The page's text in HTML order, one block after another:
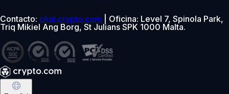
Contacto: chat.crypto.com | Oficina: Level 7, Spinola Park,
Triq Mikiel Ang Borg, St Julians SPK 1000 Malta.